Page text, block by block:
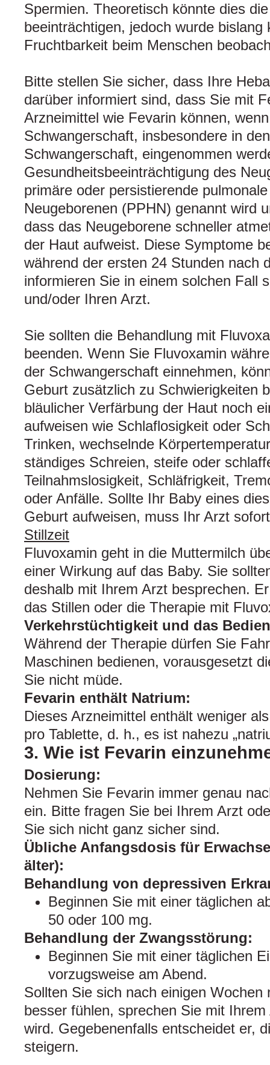
Spermien. Theoretisch könnte dies
beeinträchtigen, jedoch wurde bislang
Fruchtbarkeit beim Menschen
Bitte stellen Sie sicher, dass Ihre
darüber informiert sind, dass Sie mit
Arzneimittel wie Fevarin können,
Schwangerschaft, insbesondere in
Schwangerschaft, eingenommen
Gesundheitsbeeinträchtigung des
primäre oder persistierende
Neugeborenen (PPHN) genannt wird
dass das Neugeborene schneller
der Haut aufweist. Diese Symptome
während der ersten 24 Stunden nach
informieren Sie in einem solchen Fall
und/oder Ihren Arzt.
Sie sollten die Behandlung mit
beenden. Wenn Sie Fluvoxamin
der Schwangerschaft einnehmen,
Geburt zusätzlich zu Schwierigkeiten
bläulicher Verfärbung der Haut noch
aufweisen wie Schlaflosigkeit oder
Trinken, wechselnde
ständiges Schreien, steife oder
Teilnahmslosigkeit, Schläfrigkeit,
oder Anfälle. Sollte Ihr Baby eines
Geburt aufweisen, muss Ihr Arzt
Stillzeit
Fluvoxamin geht in die Muttermilch
einer Wirkung auf das Baby. Sie
deshalb mit Ihrem Arzt besprechen.
das Stillen oder die Therapie mit
Verkehrstüchtigkeit und das
Während der Therapie dürfen Sie
Maschinen bedienen, vorausgesetzt
Sie nicht müde.
Fevarin enthält Natrium:
Dieses Arzneimittel enthält weniger
pro Tablette, d. h., es ist nahezu
3. Wie ist Fevarin
Dosierung:
Nehmen Sie Fevarin immer genau
ein. Bitte fragen Sie bei Ihrem Arzt
Sie sich nicht ganz sicher sind.
Übliche Anfangsdosis für
älter):
Behandlung von depressiven
Beginnen Sie mit einer täglichen
50 oder 100 mg.
Behandlung der Zwangsstörung:
Beginnen Sie mit einer täglichen
vorzugsweise am Abend.
Sollten Sie sich nach einigen Wochen
besser fühlen, sprechen Sie mit
wird. Gegebenenfalls entscheidet er,
steigern.